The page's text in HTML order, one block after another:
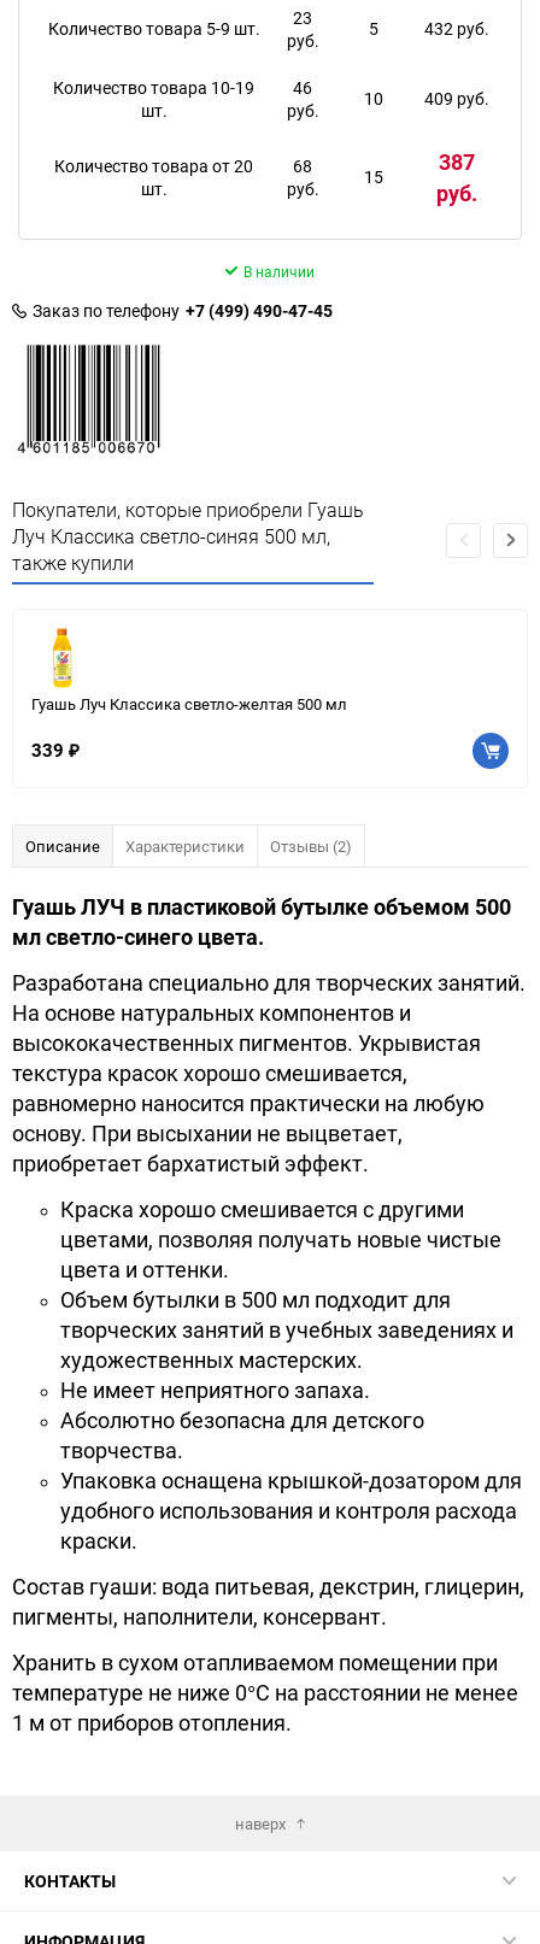
Количество товара 5-9 шт.
23
руб.
5 432 руб.
Количество товара 10-19
шт.
46
руб.
10 409 руб.
Количество товара от 20
шт.
68
руб.
15
387
руб.
В наличии
Заказ по телефону +7 (499) 490-47-45
Покупатели, которые приобрели Гуашь
Луч Классика светло-синяя 500 мл,
также купили
Гуашь Луч Классика светло-желтая 500 мл
339 ₽
Описание Характеристики Отзывы (2)
Гуашь ЛУЧ в пластиковой бутылке объемом 500
мл светло-синего цвета.
Разработана специально для творческих занятий.
На основе натуральных компонентов и
высококачественных пигментов. Укрывистая
текстура красок хорошо смешивается,
равномерно наносится практически на любую
основу. При высыхании не выцветает,
приобретает бархатистый эффект.
Краска хорошо смешивается с другими
цветами, позволяя получать новые чистые
цвета и оттенки.
Объем бутылки в 500 мл подходит для
творческих занятий в учебных заведениях и
художественных мастерских.
Не имеет неприятного запаха.
Абсолютно безопасна для детского
творчества.
Упаковка оснащена крышкой-дозатором для
удобного использования и контроля расхода
краски.
Состав гуаши: вода питьевая, декстрин, глицерин,
пигменты, наполнители, консервант.
Хранить в сухом отапливаемом помещении при
температуре не ниже 0°С на расстоянии не менее
1 м от приборов отопления.
наверх
КОНТАКТЫ